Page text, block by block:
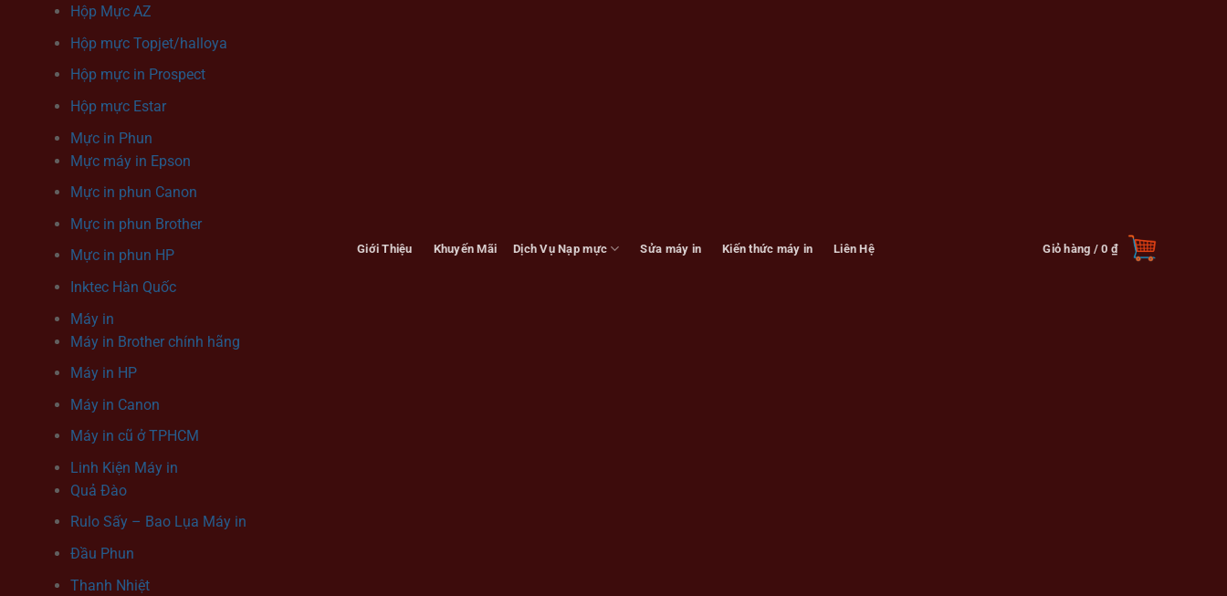
Hộp Mực AZ
Hộp mực Topjet/halloya
Hộp mực in Prospect
Hộp mực Estar
Mực in Phun
Mực máy in Epson
Mực in phun Canon
Mực in phun Brother
Mực in phun HP
Inktec Hàn Quốc
Máy in
Máy in Brother chính hãng
Máy in HP
Máy in Canon
Máy in cũ ở TPHCM
Linh Kiện Máy in
Quả Đào
Rulo Sấy – Bao Lụa Máy in
Đầu Phun
Thanh Nhiệt
Giới Thiệu Khuyến Mãi Dịch Vụ Nạp mực Sửa máy in Kiến thức máy in Liên Hệ Giỏ hàng /0 ₫